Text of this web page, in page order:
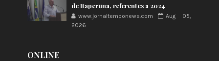
de Itaperuna, referentes a 2024
www.jornaltemponews.com
Aug 05,
2026
ONLINE